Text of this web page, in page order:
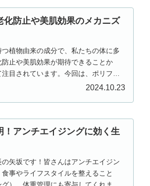
防止や美肌効果のメカニズ
植物由来の成分で、私たちの体に多
止や美肌効果が期待できることか
目されています。今回は、ポリフェ
2024.10.23
アンチエイジングに効く生
矢坂です！皆さんはアンチエイジン
事やライフスタイルを整えること
）、体重管理にも寄与してくれま